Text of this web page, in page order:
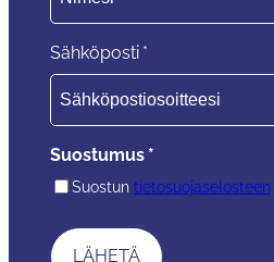
Sähköposti *
Suostumus *
Suostun tietosuojaselosteen